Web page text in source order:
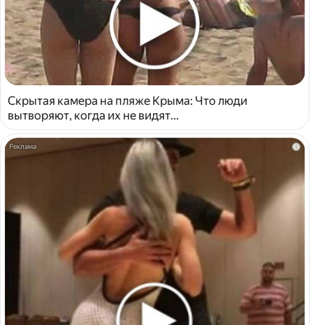
Скрытая камера на пляже Крыма: Что люди
вытворяют, когда их не видят...
i